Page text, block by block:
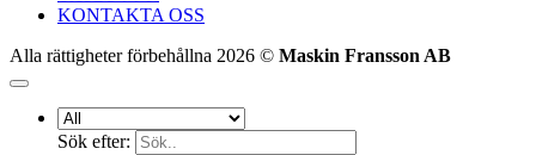
KONTAKTA OSS
Alla rättigheter förbehållna 2026 © Maskin Fransson AB
Sök efter: